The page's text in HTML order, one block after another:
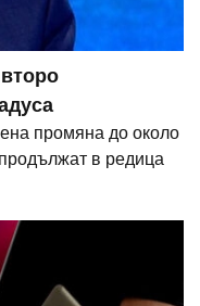
промяна до около
в редица